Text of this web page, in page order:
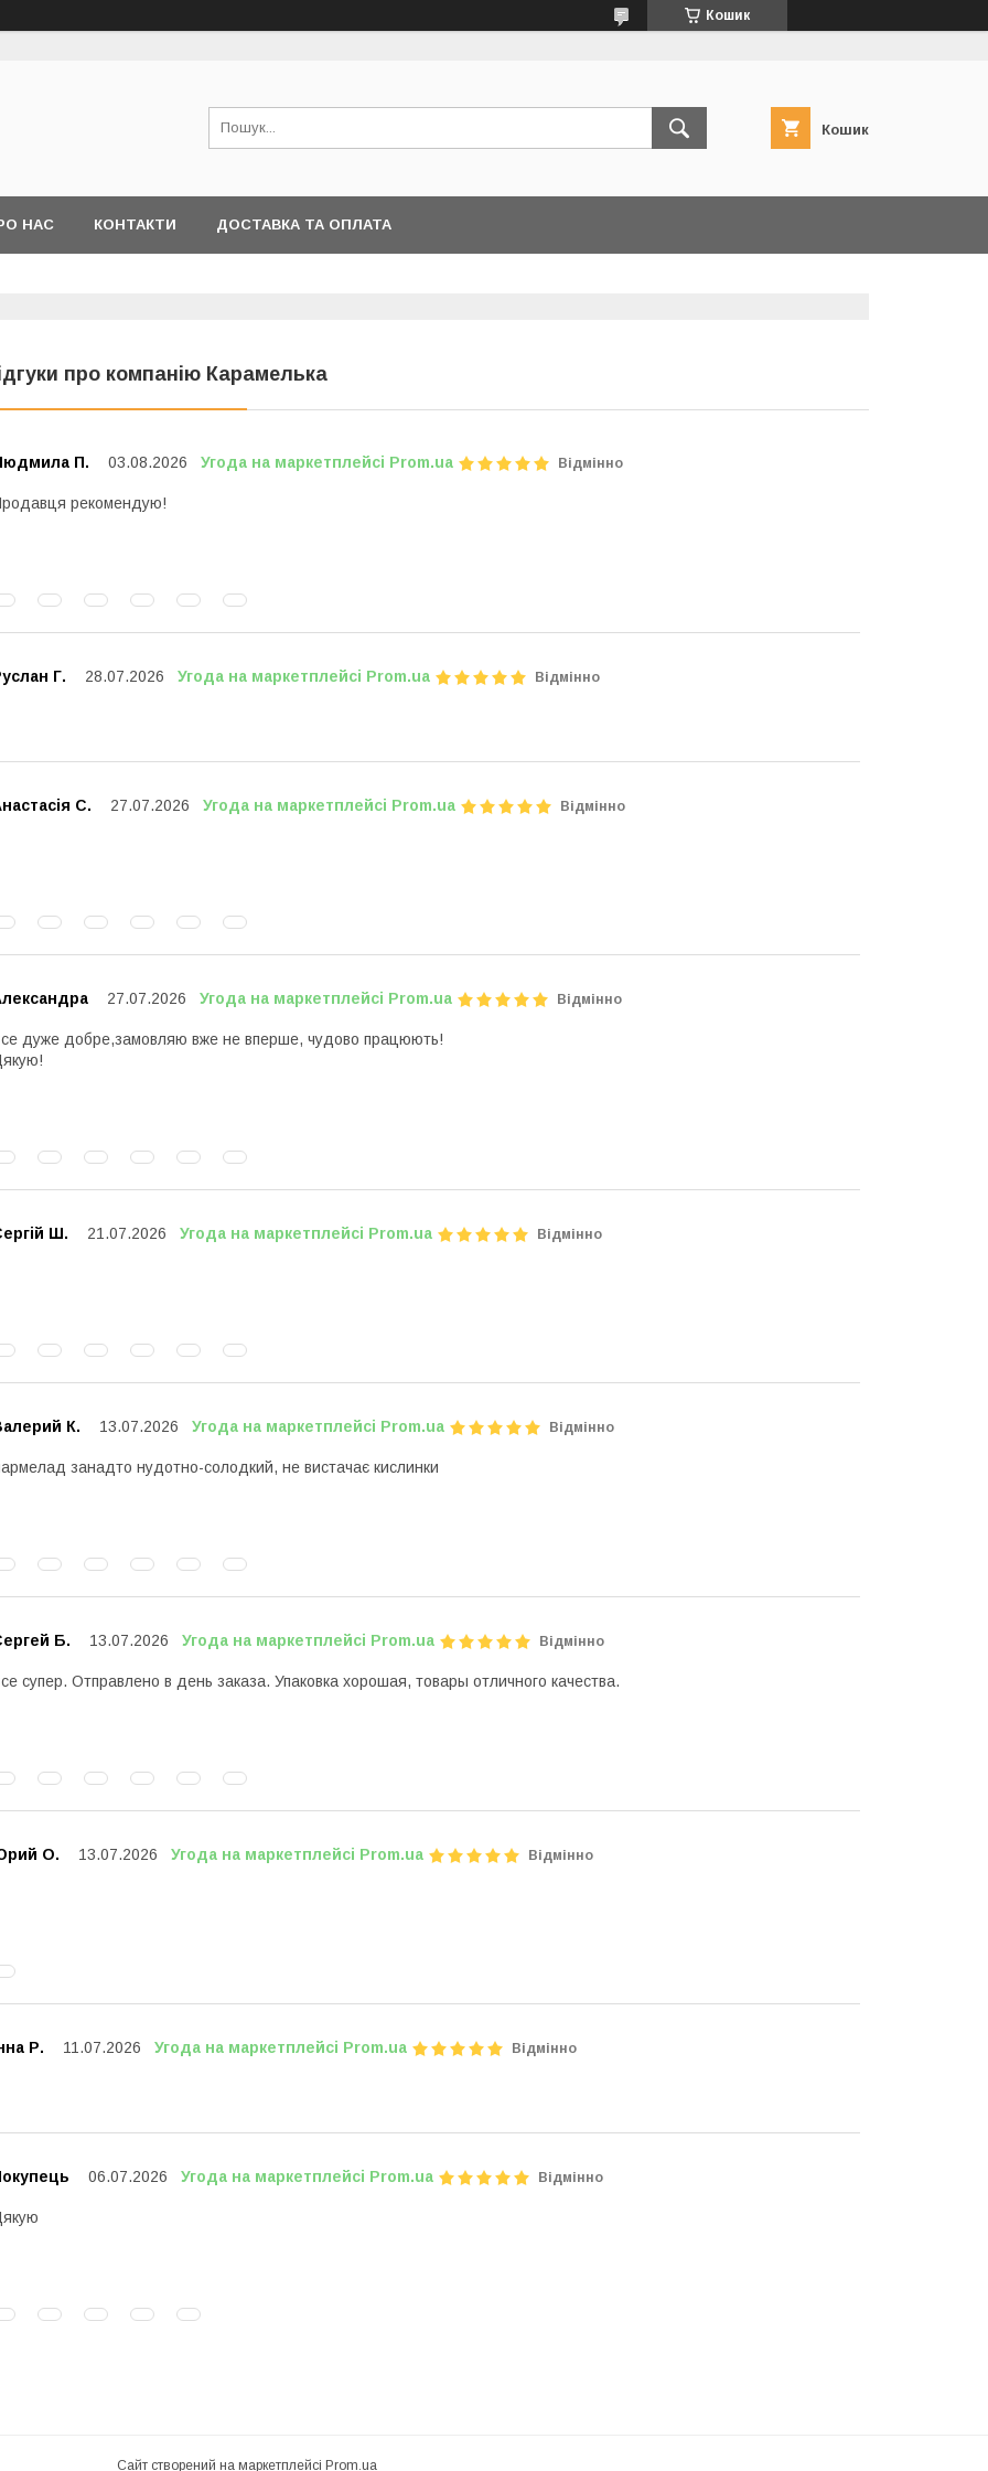
Кошик
Кошик
НАС КОНТАКТИ ДОСТАВКА ТА ОПЛАТА
про компанію Карамелька
П. 03.08.2026 Угода на маркетплейсі Prom.ua Відмінно
рекомендую!
Г. 28.07.2026 Угода на маркетплейсі Prom.ua Відмінно
С. 27.07.2026 Угода на маркетплейсі Prom.ua Відмінно
27.07.2026 Угода на маркетплейсі Prom.ua Відмінно
дуже добре,замовляю вже не вперше, чудово працюють!
Ш. 21.07.2026 Угода на маркетплейсі Prom.ua Відмінно
К. 13.07.2026 Угода на маркетплейсі Prom.ua Відмінно
занадто нудотно-солодкий, не вистачає кислинки
Б. 13.07.2026 Угода на маркетплейсі Prom.ua Відмінно
супер. Отправлено в день заказа. Упаковка хорошая, товары отличного качества.
О. 13.07.2026 Угода на маркетплейсі Prom.ua Відмінно
Р. 11.07.2026 Угода на маркетплейсі Prom.ua Відмінно
06.07.2026 Угода на маркетплейсі Prom.ua Відмінно
Сайт створений на маркетплейсі Prom.ua